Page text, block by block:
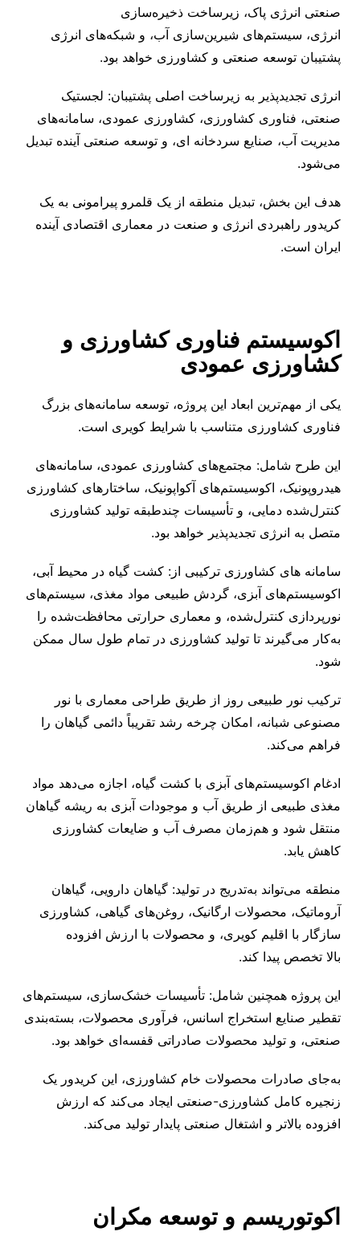
صنعتی انرژی پاک، زیرساخت ذخیره‌سازی
انرژی، سیستم‌های شیرین‌سازی آب، و شبکه‌های انرژی
پشتیبان توسعه صنعتی و کشاورزی خواهد بود.
انرژی تجدیدپذیر به زیرساخت اصلی پشتیبان: لجستیک
صنعتی، فناوری کشاورزی، کشاورزی عمودی، سامانه‌های
مدیریت آب، صنایع سردخانه ‌ای، و توسعه صنعتی آینده تبدیل
می‌شود.
هدف این بخش، تبدیل منطقه از یک قلمرو پیرامونی به یک
کریدور راهبردی انرژی و صنعت در معماری اقتصادی آینده
ایران است.
اکوسیستم فناوری کشاورزی و
کشاورزی عمودی
یکی از مهم‌ترین ابعاد این پروژه، توسعه سامانه‌های بزرگ
فناوری کشاورزی متناسب با شرایط کویری است.
این طرح شامل: مجتمع‌های کشاورزی عمودی، سامانه‌های
هیدروپونیک، اکوسیستم‌های آکواپونیک، ساختارهای کشاورزی
کنترل‌شده دمایی، و تأسیسات چندطبقه تولید کشاورزی
متصل به انرژی تجدیدپذیر خواهد بود.
سامانه ‌های کشاورزی ترکیبی از: کشت گیاه در محیط آبی،
اکوسیستم‌های آبزی، گردش طبیعی مواد مغذی، سیستم‌های
نورپردازی کنترل‌شده، و معماری حرارتی محافظت‌شده را
به‌کار می‌گیرند تا تولید کشاورزی در تمام طول سال ممکن
شود.
ترکیب نور طبیعی روز از طریق طراحی معماری با نور
مصنوعی شبانه، امکان چرخه رشد تقریباً دائمی گیاهان را
فراهم می‌کند.
ادغام اکوسیستم‌های آبزی با کشت گیاه، اجازه می‌دهد مواد
مغذی طبیعی از طریق آب و موجودات آبزی به ریشه گیاهان
منتقل شود و هم‌زمان مصرف آب و ضایعات کشاورزی
کاهش یابد.
منطقه می‌تواند به‌تدریج در تولید: گیاهان دارویی، گیاهان
آروماتیک، محصولات ارگانیک، روغن‌های گیاهی، کشاورزی
سازگار با اقلیم کویری، و محصولات با ارزش افزوده
بالا تخصص پیدا کند.
این پروژه همچنین شامل: تأسیسات خشک‌سازی، سیستم‌های
تقطیر صنایع استخراج اسانس، فرآوری محصولات، بسته‌بندی
صنعتی، و تولید محصولات صادراتی قفسه‌ای خواهد بود.
به‌جای صادرات محصولات خام کشاورزی، این کریدور یک
زنجیره کامل کشاورزی-صنعتی ایجاد می‌کند که ارزش
افزوده بالاتر و اشتغال صنعتی پایدار تولید می‌کند.
اکوتوریسم و توسعه مکران